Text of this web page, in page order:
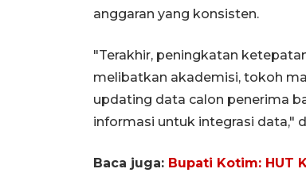
anggaran yang konsisten.
"Terakhir, peningkatan
melibatkan akademisi, tokoh
updating data calon penerima
informasi untuk integrasi data,"
Baca juga: Bupati Kotim: HUT